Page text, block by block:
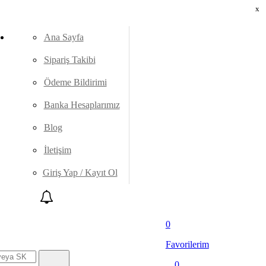
x
Ana Sayfa
Sipariş Takibi
Ödeme Bildirimi
Banka Hesaplarımız
Blog
İletişim
Giriş Yap / Kayıt Ol
0
Favorilerim